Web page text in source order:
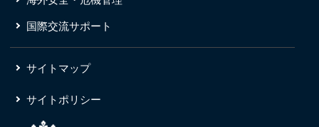
国際交流サポート
サイトマップ
サイトポリシー